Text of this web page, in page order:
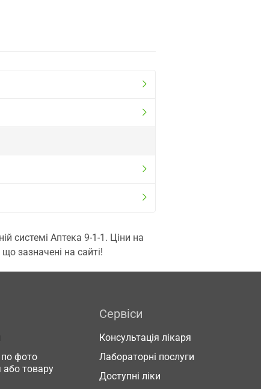
системі Аптека 9-1-1. Ціни на
зазначені на сайті!
фото
або товару
Сервіси
Консультація лікаря
Лабораторні послуги
Доступні ліки